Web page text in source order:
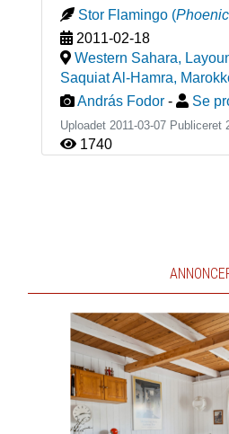
Stor Flamingo (
2011-02-18
Western Sahara,
Saquiat Al-Hamra,
András Fodor - Se
Uploadet 2011-03-07 Publiceret
1740